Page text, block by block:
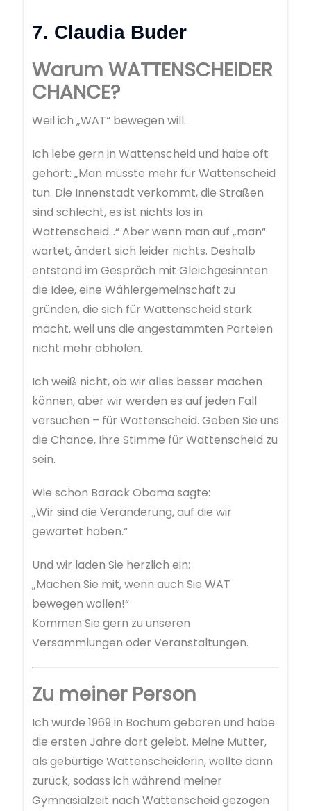
7. Claudia Buder
Warum WATTENSCHEIDER
CHANCE?
Weil ich „WAT“ bewegen will.
Ich lebe gern in Wattenscheid und habe oft
gehört: „Man müsste mehr für Wattenscheid
tun. Die Innenstadt verkommt, die Straßen
sind schlecht, es ist nichts los in
Wattenscheid…“ Aber wenn man auf „man“
wartet, ändert sich leider nichts. Deshalb
entstand im Gespräch mit Gleichgesinnten
die Idee, eine Wählergemeinschaft zu
gründen, die sich für Wattenscheid stark
macht, weil uns die angestammten Parteien
nicht mehr abholen.
Ich weiß nicht, ob wir alles besser machen
können, aber wir werden es auf jeden Fall
versuchen – für Wattenscheid. Geben Sie uns
die Chance, Ihre Stimme für Wattenscheid zu
sein.
Wie schon Barack Obama sagte:
„Wir sind die Veränderung, auf die wir
gewartet haben.“
Und wir laden Sie herzlich ein:
„Machen Sie mit, wenn auch Sie WAT
bewegen wollen!“
Kommen Sie gern zu unseren
Versammlungen oder Veranstaltungen.
Zu meiner Person
Ich wurde 1969 in Bochum geboren und habe
die ersten Jahre dort gelebt. Meine Mutter,
als gebürtige Wattenscheiderin, wollte dann
zurück, sodass ich während meiner
Gymnasialzeit nach Wattenscheid gezogen